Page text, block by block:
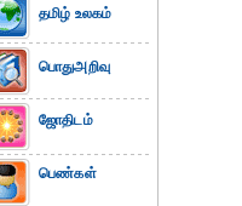
தமிழ் உலகம்
பொதுஅறிவு
ஜோதிடம்
பெண்கள்